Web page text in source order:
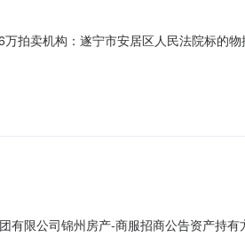
拍卖机构：遂宁市安居区人民法院标的
黄*、案外人：唐**案号：（2026）川
限公司锦州房产-商服招商公告资产持